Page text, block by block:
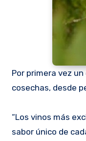
Por primera vez
cosechas, desde
“Los vinos más
sabor único de